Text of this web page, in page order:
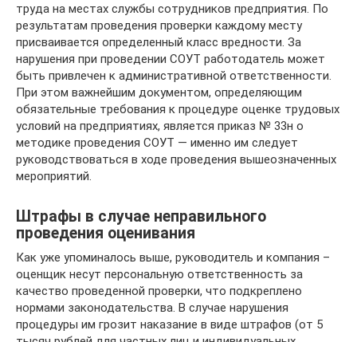
труда на местах службы сотрудников предприятия. По
результатам проведения проверки каждому месту
присваивается определенный класс вредности. За
нарушения при проведении СОУТ работодатель может
быть привлечен к административной ответственности.
При этом важнейшим документом, определяющим
обязательные требования к процедуре оценке трудовых
условий на предприятиях, является приказ № 33н о
методике проведения СОУТ — именно им следует
руководствоваться в ходе проведения вышеозначенных
мероприятий.
Штрафы в случае неправильного
проведения оценивания
Как уже упоминалось выше, руководитель и компания –
оценщик несут персональную ответственность за
качество проведенной проверки, что подкреплено
нормами законодательства. В случае нарушения
процедуры им грозит наказание в виде штрафов (от 5